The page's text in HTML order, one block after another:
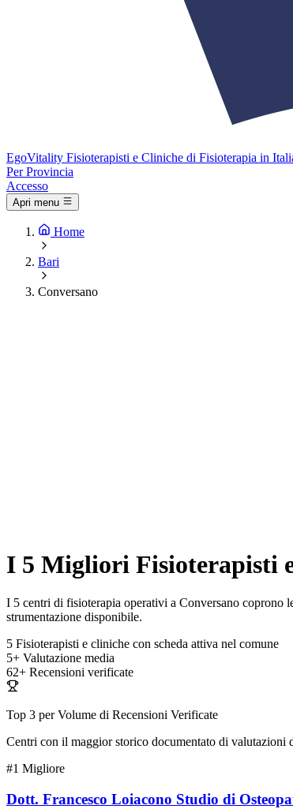
EgoVitality Fisioterapisti e Cliniche di Fisioterapia in
Per Provincia
Accesso
Apri menu
Home
Bari
Conversano
I 5 Migliori Fisioterapisti
I 5 centri di fisioterapia operativi a Conversano coprono
strumentazione disponibile.
5 Fisioterapisti e cliniche con scheda attiva nel comune
5+ Valutazione media
62+ Recensioni verificate
Top 3 per Volume di Recensioni Verificate
Centri con il maggior storico documentato di valutazioni
#1 Migliore
Dott. Francesco Loiacono Studio di